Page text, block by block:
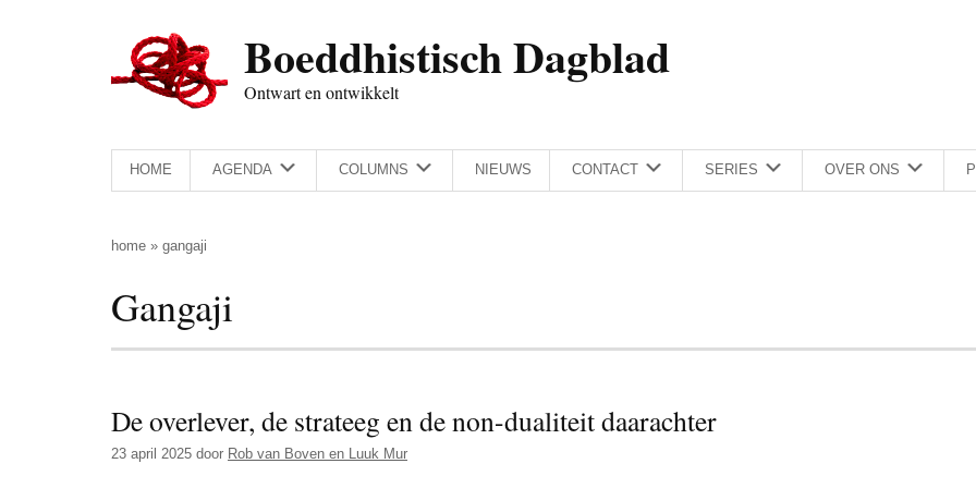
Boeddhistisch Dagblad
Ontwart en ontwikkelt
HOME AGENDA COLUMNS NIEUWS CONTACT SERIES OVER ONS
home » gangaji
Gangaji
De overlever, de strateeg en de non-dualiteit daarachter
23 april 2025 door Rob van Boven en Luuk Mur